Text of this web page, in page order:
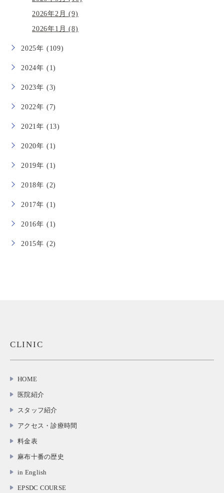
2026年2月 (9)
2026年1月 (8)
2025年 (109)
2024年 (1)
2023年 (3)
2022年 (7)
2021年 (13)
2020年 (1)
2019年 (1)
2018年 (2)
2017年 (1)
2016年 (1)
2015年 (2)
CLINIC
HOME
医院紹介
スタッフ紹介
アクセス・診療時間
料金表
麻布十番の歴史
in English
EPSDC COURSE